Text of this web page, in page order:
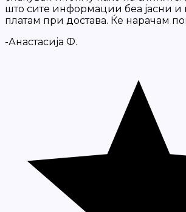
што сите информации беа јасни
платам при достава. Ќе нарачам
-Анастасија Ф.